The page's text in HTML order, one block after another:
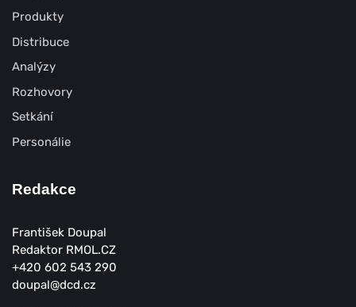
Produkty
Distribuce
Analýzy
Rozhovory
Setkání
Personálie
Redakce
František Doupal
Redaktor RMOL.CZ
+420 602 543 290
doupal@dcd.cz